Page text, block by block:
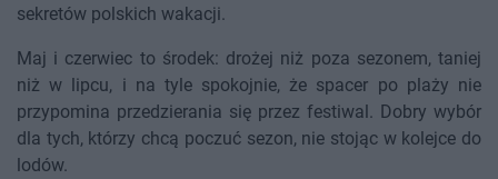
sekretów polskich wakacji.
Maj i czerwiec to środek: drożej niż poza sezonem, taniej
niż w lipcu, i na tyle spokojnie, że spacer po plaży nie
przypomina przedzierania się przez festiwal. Dobry wybór
dla tych, którzy chcą poczuć sezon, nie stojąc w kolejce do
lodów.